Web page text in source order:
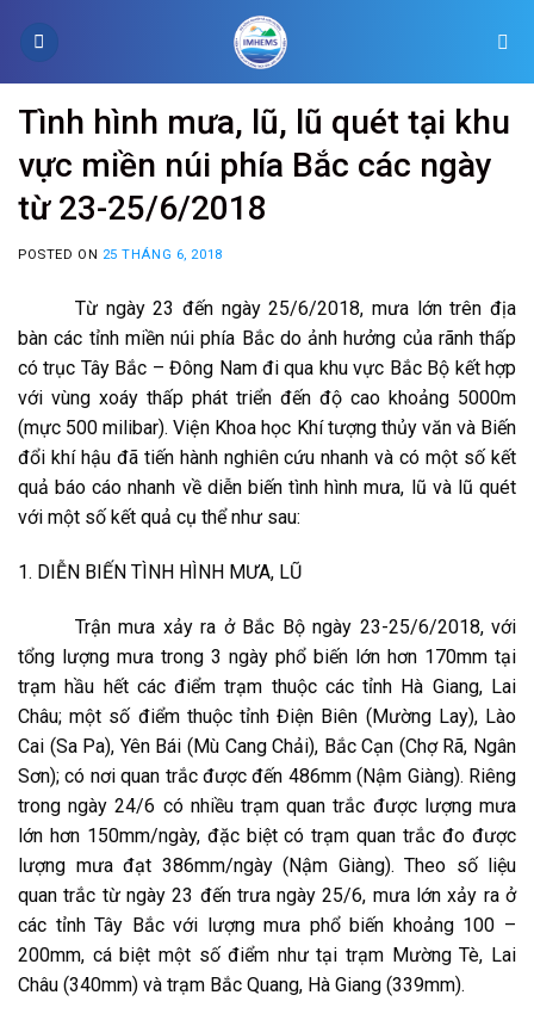
Tình hình mưa, lũ, lũ quét tại khu
vực miền núi phía Bắc các ngày
từ 23-25/6/2018
POSTED ON 25 THÁNG 6, 2018
Từ ngày 23 đến ngày 25/6/2018, mưa lớn trên địa
bàn các tỉnh miền núi phía Bắc do ảnh hưởng của rãnh thấp
có trục Tây Bắc – Đông Nam đi qua khu vực Bắc Bộ kết hợp
với vùng xoáy thấp phát triển đến độ cao khoảng 5000m
(mực 500 milibar).Viện Khoa học Khí tượng thủy văn và Biến
đổi khí hậu đã tiến hành nghiên cứu nhanh và có một số kết
quảbáo cáo nhanh về diễn biến tình hình mưa, lũ và lũ quét
với một số kết quả cụ thể như sau:
1. DIỄN BIẾN TÌNH HÌNH MƯA, LŨ
Trận mưa xảy ra ở Bắc Bộ ngày 23-25/6/2018, với
tổng lượng mưa trong 3 ngày phổ biến lớn hơn 170mm tại
trạm hầu hết các điểm trạm thuộc các tỉnh Hà Giang, Lai
Châu; một số điểm thuộc tỉnh Điện Biên (Mường Lay), Lào
Cai (Sa Pa), Yên Bái (Mù Cang Chải), Bắc Cạn (Chợ Rã, Ngân
Sơn); có nơi quan trắc được đến 486mm (Nậm Giàng). Riêng
trong ngày 24/6 có nhiều trạm quan trắc được lượng mưa
lớn hơn 150mm/ngày, đặc biệt có trạm quan trắc đo được
lượng mưa đạt 386mm/ngày (Nậm Giàng). Theo số liệu
quan trắc từ ngày 23 đến trưa ngày 25/6, mưa lớn xảy ra ở
các tỉnh Tây Bắc với lượng mưa phổ biến khoảng 100 –
200mm, cá biệt một số điểm như tại trạm Mường Tè, Lai
Châu (340mm) và trạm Bắc Quang, Hà Giang (339mm).